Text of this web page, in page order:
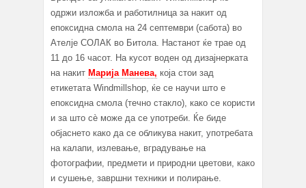
одржи изложба и работилница за накит од
епоксидна смола на 24 септември (сабота) во
Ателје СОЛАК во Битола. Настанот ќе трае од
11 до 16 часот. На кусот воден од дизајнерката
на накит Марија Манева, која стои зад
етикетата Windmillshop, ќе се научи што е
епоксидна смола (течно стакло), како се користи
и за што сѐ може да се употреби. Ќе биде
објаснето како да се обликува накит, употребата
на калапи, излевање, вградување на
фотографии, предмети и природни цветови, како
и сушење, завршни техники и полирање.